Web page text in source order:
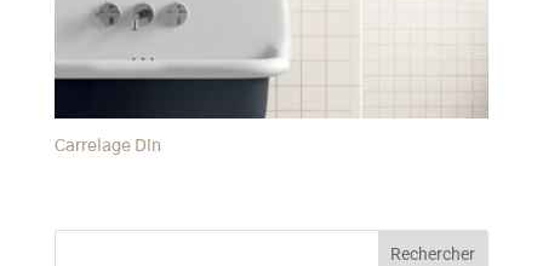
Carrelage Din
Rechercher